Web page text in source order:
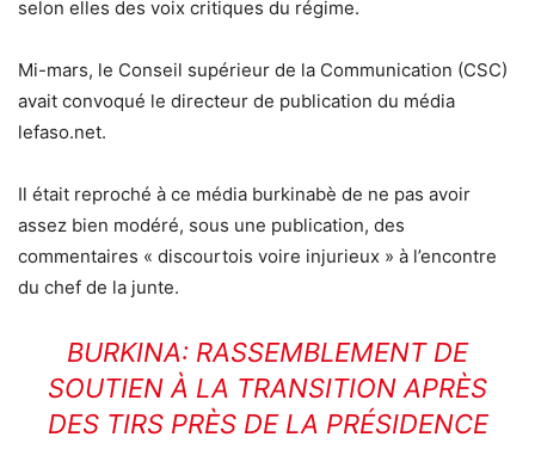
selon elles des voix critiques du régime.
Mi-mars, le Conseil supérieur de la Communication (CSC)
avait convoqué le directeur de publication du média
lefaso.net.
Il était reproché à ce média burkinabè de ne pas avoir
assez bien modéré, sous une publication, des
commentaires « discourtois voire injurieux » à l’encontre
du chef de la junte.
BURKINA: RASSEMBLEMENT DE
SOUTIEN À LA TRANSITION APRÈS
DES TIRS PRÈS DE LA PRÉSIDENCE